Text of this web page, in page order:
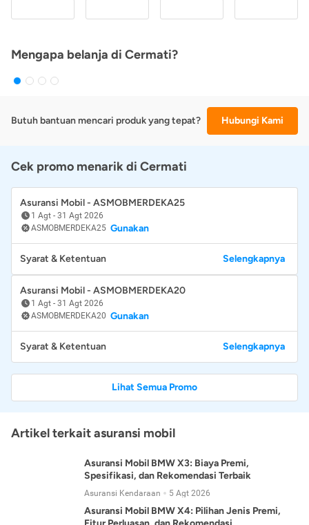
Mengapa belanja di Cermati?
Butuh bantuan mencari produk yang tepat? Hubungi Kami
Cek promo menarik di Cermati
Asuransi Mobil - ASMOBMERDEKA25
1 Agt - 31 Agt 2026
ASMOBMERDEKA25 Gunakan
Syarat & Ketentuan Selengkapnya
Asuransi Mobil - ASMOBMERDEKA20
1 Agt - 31 Agt 2026
ASMOBMERDEKA20 Gunakan
Syarat & Ketentuan Selengkapnya
Lihat Semua Promo
Artikel terkait asuransi mobil
Asuransi Mobil BMW X3: Biaya Premi,
Spesifikasi, dan Rekomendasi Terbaik
Asuransi Kendaraan 5 Agt 2026
Asuransi Mobil BMW X4: Pilihan Jenis Premi,